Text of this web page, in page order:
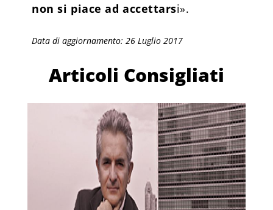
non si piace ad accettarsi».
Data di aggiornamento: 26 Luglio 2017
Articoli Consigliati